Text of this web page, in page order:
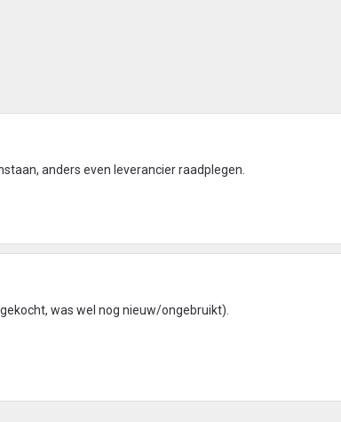
anders even leverancier raadplegen.
was wel nog nieuw/ongebruikt).